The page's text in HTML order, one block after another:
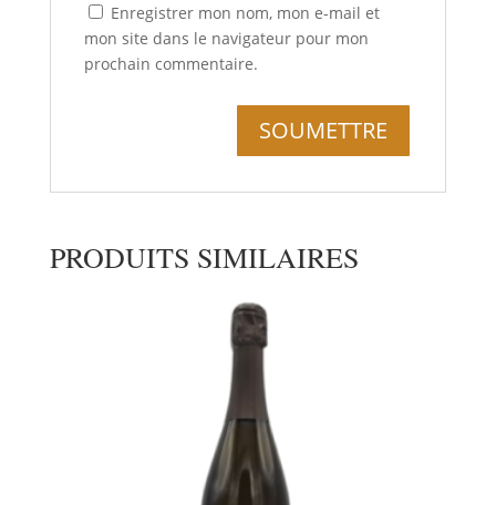
Enregistrer mon nom, mon e-mail et
mon site dans le navigateur pour mon
prochain commentaire.
PRODUITS SIMILAIRES